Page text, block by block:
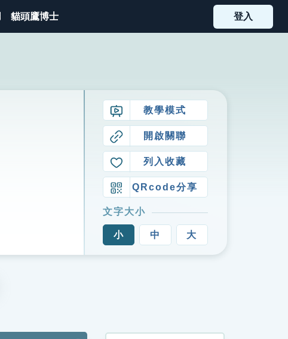
貓頭鷹博士 登入
教學模式
開啟關聯
列入收藏
QRcode分享
文字大小
小 中 大